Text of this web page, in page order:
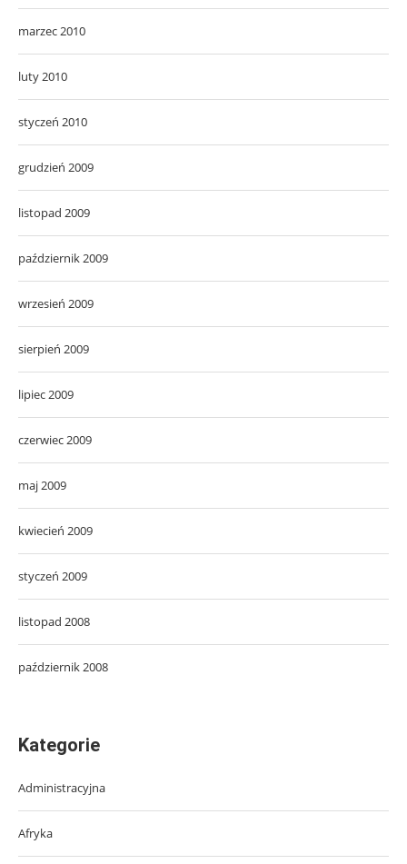
marzec 2010
luty 2010
styczeń 2010
grudzień 2009
listopad 2009
październik 2009
wrzesień 2009
sierpień 2009
lipiec 2009
czerwiec 2009
maj 2009
kwiecień 2009
styczeń 2009
listopad 2008
październik 2008
Kategorie
Administracyjna
Afryka